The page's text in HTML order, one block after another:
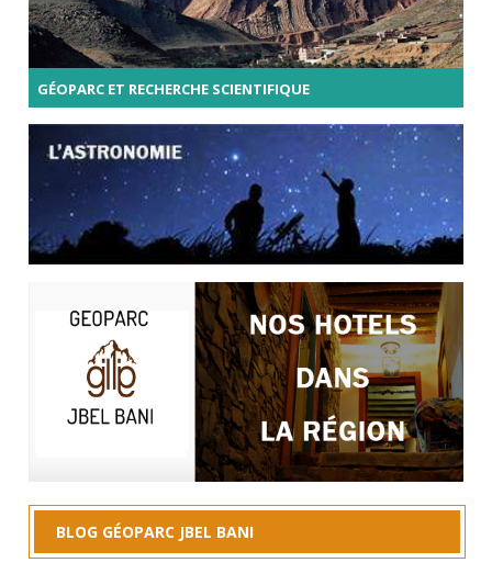
GÉOPARC ET RECHERCHE SCIENTIFIQUE
BLOG GÉOPARC JBEL BANI